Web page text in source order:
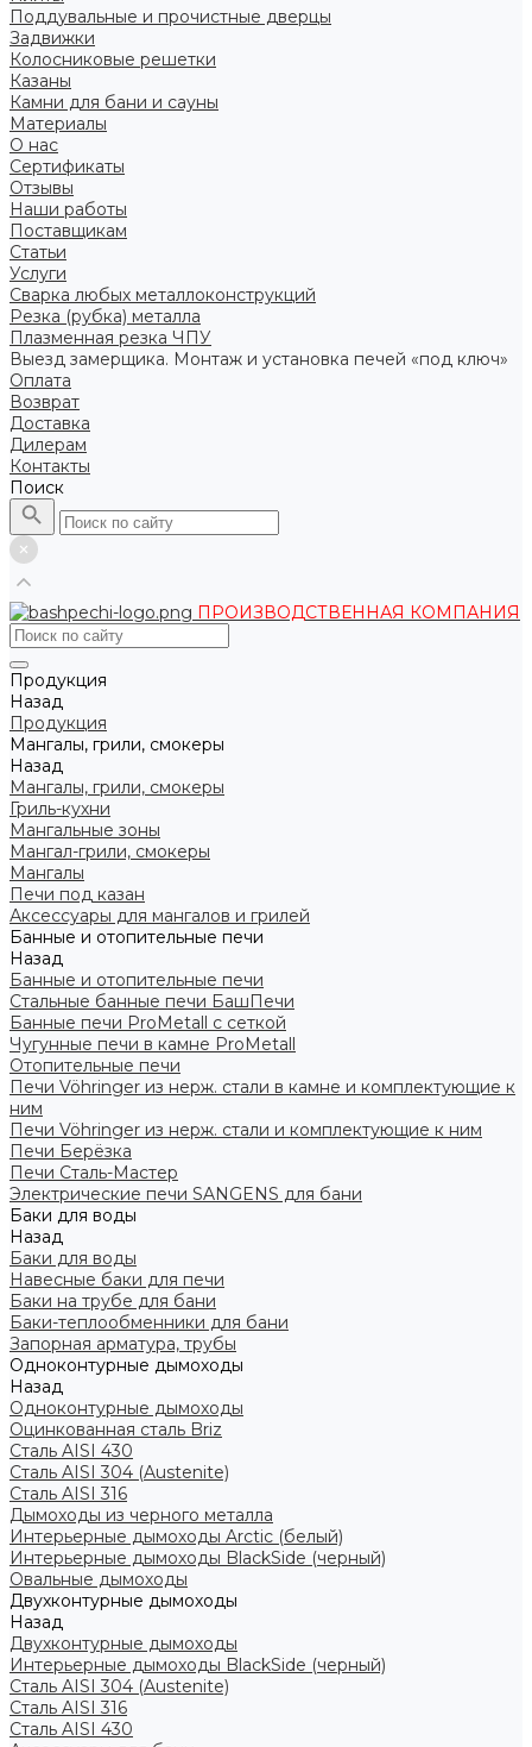
Поддувальные и прочистные дверцы
Задвижки
Колосниковые решетки
Казаны
Камни для бани и сауны
Материалы
О нас
Сертификаты
Отзывы
Наши работы
Поставщикам
Статьи
Услуги
Сварка любых металлоконструкций
Резка (рубка) металла
Плазменная резка ЧПУ
Выезд замерщика. Монтаж и установка печей «под ключ»
Оплата
Возврат
Доставка
Дилерам
Контакты
Поиск
ПРОИЗВОДСТВЕННАЯ КОМПАНИЯ
Продукция
Назад
Продукция
Мангалы, грили, смокеры
Назад
Мангалы, грили, смокеры
Гриль-кухни
Мангальные зоны
Мангал-грили, смокеры
Мангалы
Печи под казан
Аксессуары для мангалов и грилей
Банные и отопительные печи
Назад
Банные и отопительные печи
Стальные банные печи БашПечи
Банные печи ProMetall с сеткой
Чугунные печи в камне ProMetall
Отопительные печи
Печи Vöhringer из нерж. стали в камне и комплектующие к
ним
Печи Vöhringer из нерж. стали и комплектующие к ним
Печи Берёзка
Печи Сталь-Мастер
Электрические печи SANGENS для бани
Баки для воды
Назад
Баки для воды
Навесные баки для печи
Баки на трубе для бани
Баки-теплообменники для бани
Запорная арматура, трубы
Одноконтурные дымоходы
Назад
Одноконтурные дымоходы
Оцинкованная сталь Briz
Сталь AISI 430
Сталь AISI 304 (Austenite)
Сталь AISI 316
Дымоходы из черного металла
Интерьерные дымоходы Arctic (белый)
Интерьерные дымоходы BlackSide (черный)
Овальные дымоходы
Двухконтурные дымоходы
Назад
Двухконтурные дымоходы
Интерьерные дымоходы BlackSide (черный)
Сталь AISI 304 (Austenite)
Сталь AISI 316
Сталь AISI 430